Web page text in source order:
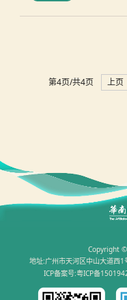
第4页/共4页 上页
Copyright
地址:广州市天河区中山大道
ICP备案号:粤ICP备